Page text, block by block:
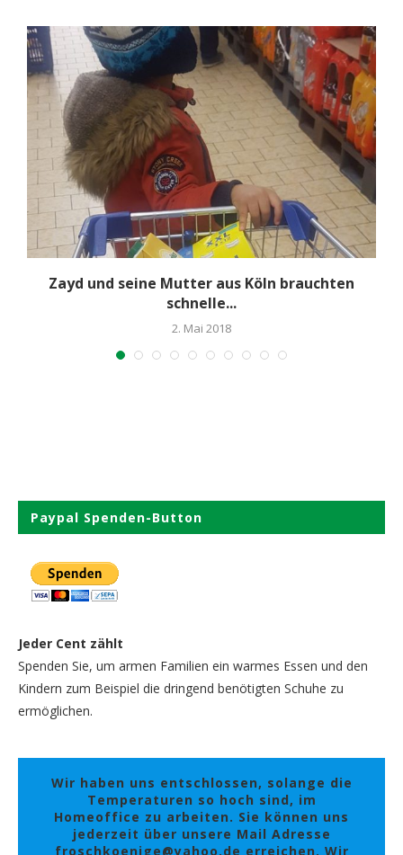
Zayd und seine Mutter aus Köln brauchten
schnelle...
2. Mai 2018
Paypal Spenden-Button
Jeder Cent zählt
Spenden Sie, um armen Familien ein warmes Essen und den
Kindern zum Beispiel die dringend benötigten Schuhe zu
ermöglichen.
Wir haben uns entschlossen, solange die
Temperaturen so hoch sind, im
Homeoffice zu arbeiten. Sie können uns
jederzeit über unsere Mail Adresse
froschkoenige@yahoo.de erreichen. Wir